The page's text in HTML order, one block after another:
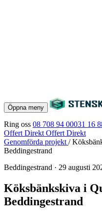
Öppna meny
Ring oss 08 708 94 00031 16
Offert Direkt Offert Direkt
Genomförda projekt /
Beddingestrand
Beddingestrand · 29 augusti
Köksbänkskiva i
Beddingestrand